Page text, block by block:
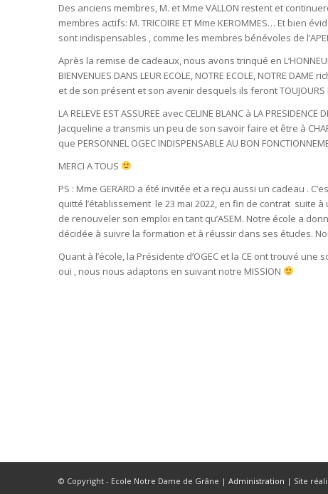
Des anciens membres, M. et Mme VALLON restent et
membres actifs: M. TRICOIRE ET Mme KEROMMES… Et
sont indispensables , comme les membres bénévoles de
Après la remise de cadeaux, nous avons trinqué en L’HONNEUR
BIENVENUES DANS LEUR ECOLE, NOTRE ECOLE, NOTRE
et de son présent et son avenir desquels ils feront TOUJOURS
LA RELEVE EST ASSUREE avec CELINE BLANC à LA PRESIDENCE
Jacqueline a transmis un peu de son savoir faire et être à
que PERSONNEL OGEC INDISPENSABLE AU BON
MERCI A TOUS
PS : Mme GERARD a été invitée et a reçu aussi un cadeau .
quitté l’établissement le 23 mai 2022, en fin de contrat suite
de renouveler son emploi en tant qu’ASEM. Notre école a
décidée à suivre la formation et à réussir dans ses études.
Quant à l’école, la Présidente d’OGEC et la CE ont trouvé
oui , nous nous adaptons en suivant notre MISSION
© Copyright - Ecole Notre Dame de Grâne | Administration | Site